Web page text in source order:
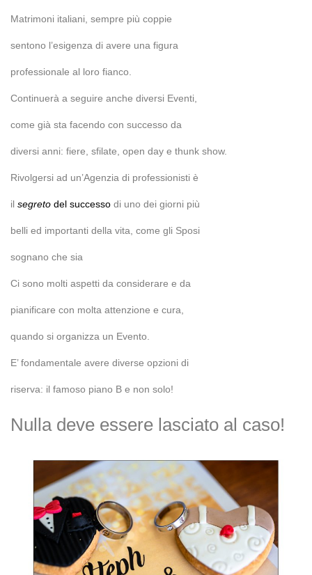
Matrimoni italiani, sempre più coppie
sentono l’esigenza di avere una figura
professionale al loro fianco.
Continuerà a seguire anche diversi Eventi,
come già sta facendo con successo da
diversi anni: fiere, sfilate, open day e thunk show.
Rivolgersi ad un’Agenzia di professionisti è
il segreto del successo di uno dei giorni più
belli ed importanti della vita, come gli Sposi
sognano che sia
Ci sono molti aspetti da considerare e da
pianificare con molta attenzione e cura,
quando si organizza un Evento.
E’ fondamentale avere diverse opzioni di
riserva: il famoso piano B e non solo!
Nulla deve essere lasciato al caso!